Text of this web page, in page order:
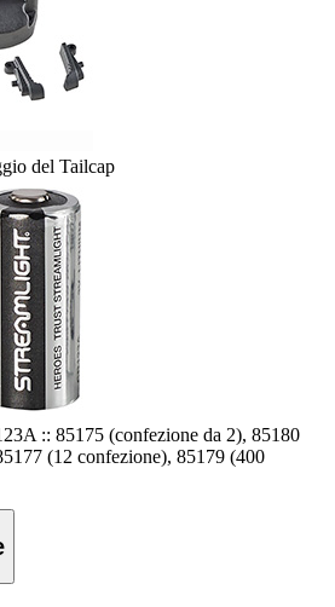
del Tailcap
:: 85175 (confezione da 2), 85180
(12 confezione), 85179 (400